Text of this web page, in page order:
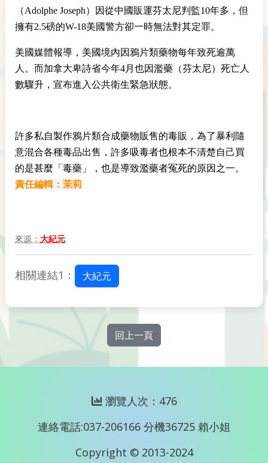
（Adolphe Joseph）因從中國販運芬太尼判監10年多，但
擁有2.5磅的W-18美國警方卻一時無法對其定罪。
美國媒體報導，美國境內因鴉片類藥物每年致死逾萬
人。而加拿大卑詩省今年4月也因濫藥（芬太尼）死亡人
數驟升，宣布進入公共衛生緊急狀態。
許多私自製作鴉片類合成藥物販售的毒販，為了暴利隨
意混合各種毒品出售，許多吸毒者也根本不清楚自己買
的是甚麼「毒藥」，也是導致濫藥者冤死的原因之一。
責任編輯：茉莉
來源： 大紀元
相關連結1： 大紀元
回上一頁
瀏覽人次：476
連絡電話:037-206166 分機36725 賴小姐
Copyright © 2013-2024